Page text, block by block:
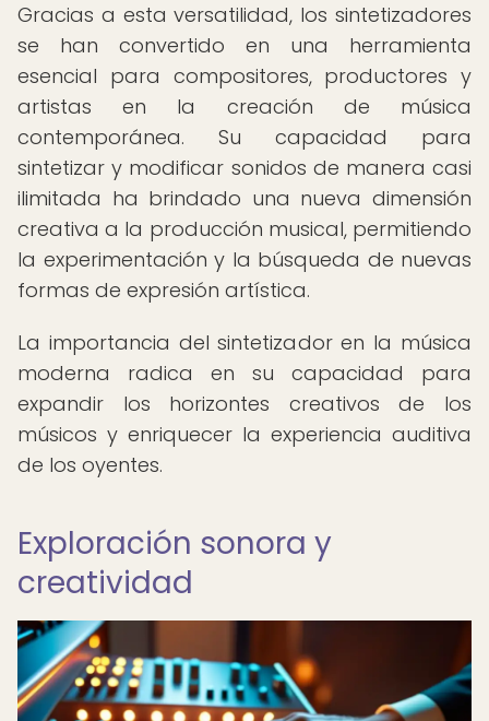
Gracias a esta versatilidad, los sintetizadores
se han convertido en una herramienta
esencial para compositores, productores y
artistas en la creación de música
contemporánea. Su capacidad para
sintetizar y modificar sonidos de manera casi
ilimitada ha brindado una nueva dimensión
creativa a la producción musical, permitiendo
la experimentación y la búsqueda de nuevas
formas de expresión artística.
La importancia del sintetizador en la música
moderna radica en su capacidad para
expandir los horizontes creativos de los
músicos y enriquecer la experiencia auditiva
de los oyentes.
Exploración sonora y
creatividad